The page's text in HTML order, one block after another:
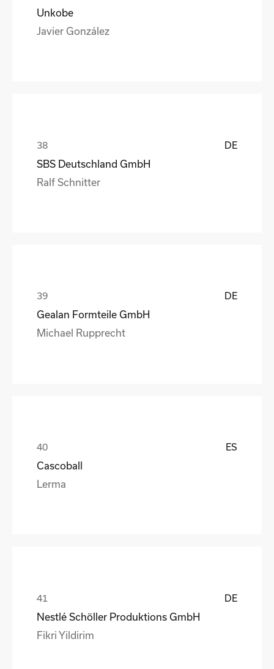
Unkobe
Javier González
DE
SBS Deutschland GmbH
Ralf Schnitter
DE
Gealan Formteile GmbH
Michael Rupprecht
ES
Cascoball
Lerma
DE
Nestlé Schöller Produktions GmbH
Fikri Yildirim